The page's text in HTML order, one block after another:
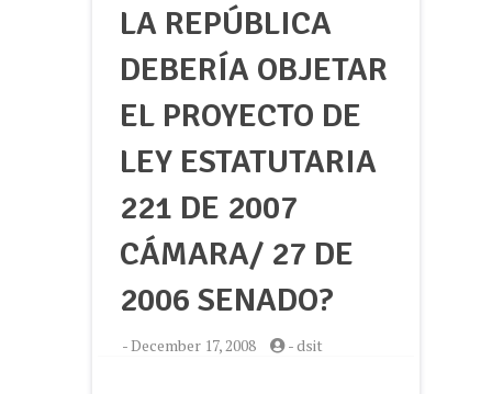
LA REPÚBLICA
DEBERÍA OBJETAR
EL PROYECTO DE
LEY ESTATUTARIA
221 DE 2007
CÁMARA/ 27 DE
2006 SENADO?
-December 17, 2008 -dsit